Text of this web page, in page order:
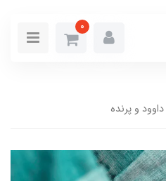
0
داوود و پرنده